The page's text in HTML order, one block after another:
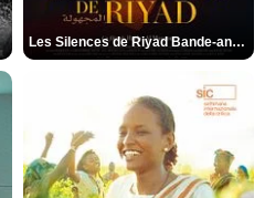
Les Silences de Riyad Bande-annonce VO STFR